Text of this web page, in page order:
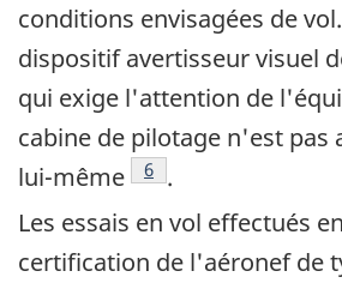
conditions envisagées de
dispositif avertisseur visuel
qui exige l'attention de
cabine de pilotage n'est pas
lui-même
Note de bas de page
6 .
Les essais en vol effectués
certification de l'aéronef de